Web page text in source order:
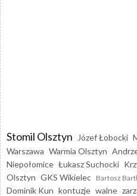
Stomil Olsztyn Józef Łobocki
Warszawa Warmia Olsztyn
Niepołomice Łukasz Suchocki
Olsztyn GKS Wikielec Bartosz
Dominik Kun kontuzje walne